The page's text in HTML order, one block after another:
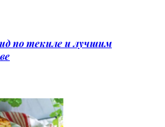
по текиле и лучшим